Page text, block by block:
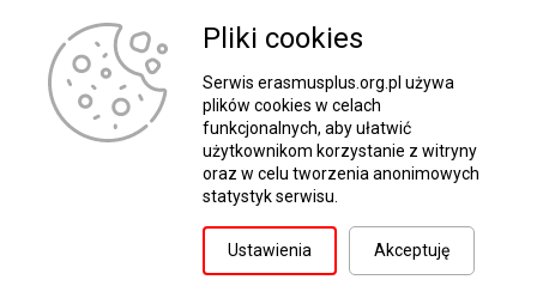
O Fundacji
Władze FRSE
Kontakt
BIP
Wróć do góry
Pliki cookies
Serwis erasmusplus.org.pl używa
plików cookies w celach
funkcjonalnych, aby ułatwić
użytkownikom korzystanie z witryny
oraz w celu tworzenia anonimowych
statystyk serwisu.
Ustawienia Akceptuję